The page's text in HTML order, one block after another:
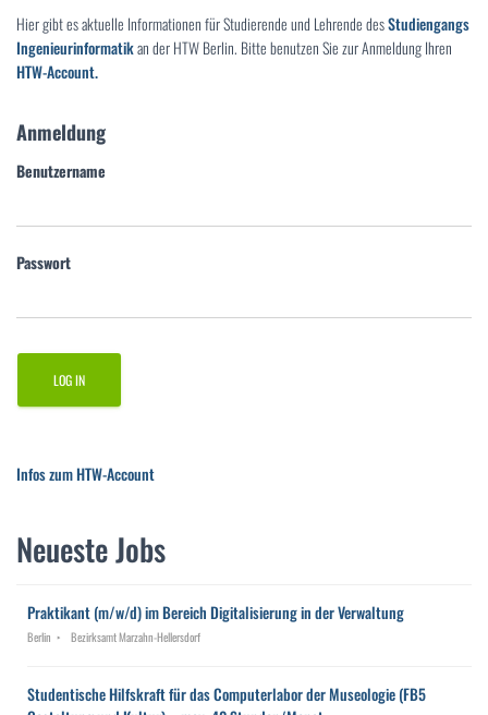
Hier gibt es aktuelle Informationen für Studierende und Lehrende desStudiengangs
Ingenieurinformatikan der HTW Berlin. Bitte benutzen Sie zur Anmeldung Ihren
HTW-Account.
Anmeldung
Benutzername
Passwort
Infos zum HTW-Account
Neueste Jobs
Praktikant (m/w/d) im Bereich Digitalisierung in der Verwaltung
Berlin Bezirksamt Marzahn-Hellersdorf
Studentische Hilfskraft für das Computerlabor der Museologie (FB5